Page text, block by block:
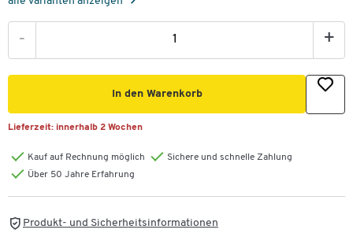
- +
In den Warenkorb
Lieferzeit: innerhalb 2 Wochen
Kauf auf Rechnung möglich
Sichere und schnelle Zahlung
Über 50 Jahre Erfahrung
Produkt- und Sicherheitsinformationen